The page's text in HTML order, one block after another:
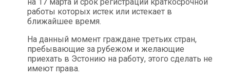
работы которых истек или истекает в
ближайшее время.
На данный момент граждане третьих стран,
пребывающие за рубежом и желающие
приехать в Эстонию на работу, этого сделать не
имеют права.